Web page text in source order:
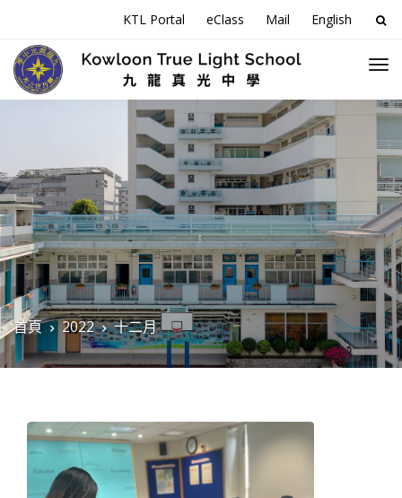
KTL Portal eClass Mail English
搜
尋
關
首頁 2022 十二月